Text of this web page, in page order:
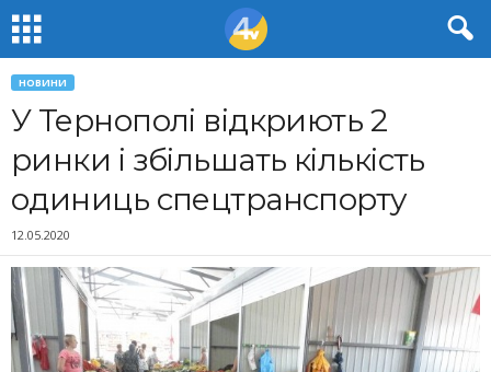
НОВИНИ
У Тернополі відкриють 2
ринки і збільшать кількість
одиниць спецтранспорту
12.05.2020